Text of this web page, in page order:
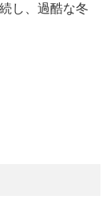
し、過酷な冬